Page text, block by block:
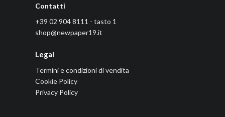
Contatti
+39 02 904 8111 - tasto 1
shop@newpaper19.it
Legal
Termini e condizioni di vendita
Cookie Policy
Privacy Policy